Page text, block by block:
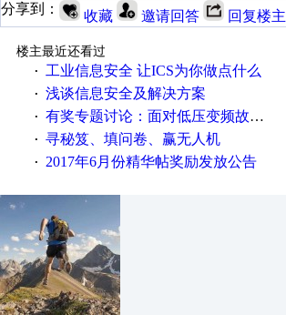
分享到：
收藏 邀请回答 回复楼主
楼主最近还看过
·
工业信息安全 让ICS为你做点什么
· 浅谈信息安全及解决方案
· 有奖专题讨论：面对低压变频故障，老手是这样解决的！
· 寻秘笈、填问卷、赢无人机
· 2017年6月份精华帖奖励发放公告